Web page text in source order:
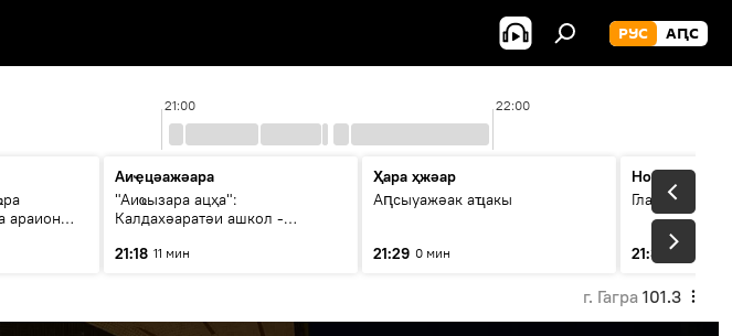
РУС АԤС
21:00 22:00
араион
Аиҿцәажәара
"Аиҩызара ацҳа":
Калдахәаратәи ашкол -
21:18 11 мин
Ҳара ҳжәар
Аԥсыуажәак аҵакы
21:29 0 мин
Новости
Главные темы
21:31 3 мин
г. Гагра 101.3